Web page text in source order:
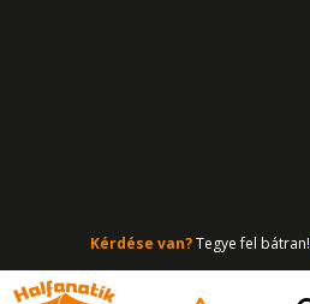
Kérdése van?Tegye fel bátran!